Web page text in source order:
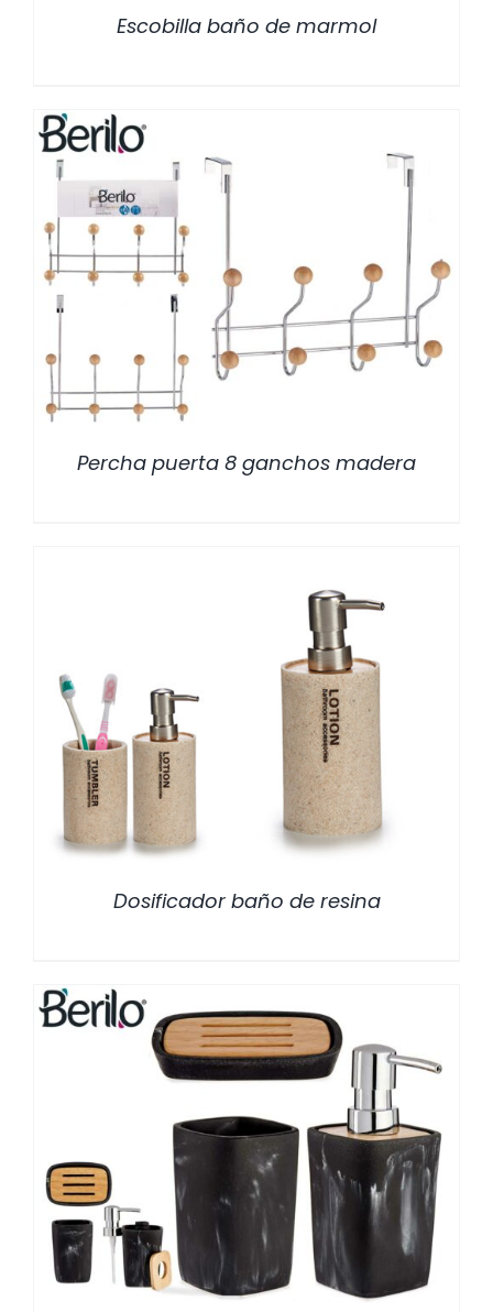
Escobilla baño de marmol
/ DETALLES
Percha puerta 8 ganchos madera
DETALLES
Dosificador baño de resina
DETALLES